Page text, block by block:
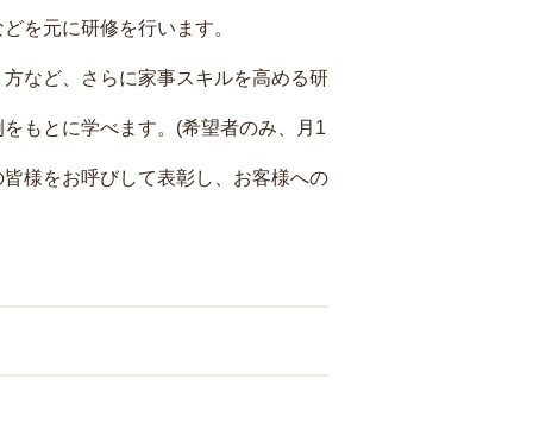
を元に研修を行います。
など、さらに家事スキルを高める研
もとに学べます。(希望者のみ、月1
様をお呼びして表彰し、お客様への